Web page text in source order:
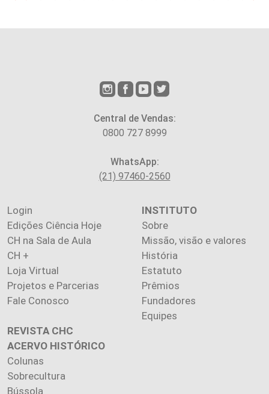
Central de Vendas:
0800 727 8999
WhatsApp:
(21) 97460-2560
Login
Edições Ciência Hoje
CH na Sala de Aula
CH +
Loja Virtual
Projetos e Parcerias
Fale Conosco
INSTITUTO
Sobre
Missão, visão e valores
História
Estatuto
Prêmios
Fundadores
Equipes
REVISTA CHC
ACERVO HISTÓRICO
Colunas
Sobrecultura
Bússola